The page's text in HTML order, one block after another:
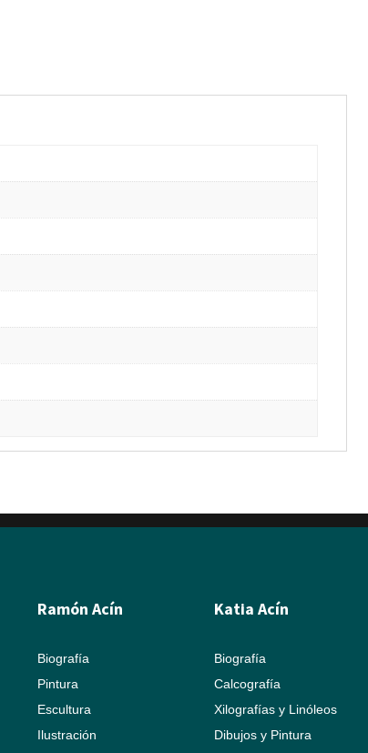
Ramón Acín
Biografía
Pintura
Escultura
Ilustración
Katia Acín
Biografía
Calcografía
Xilografías y Linóleos
Dibujos y Pintura